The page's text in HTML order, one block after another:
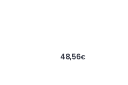
48,56€